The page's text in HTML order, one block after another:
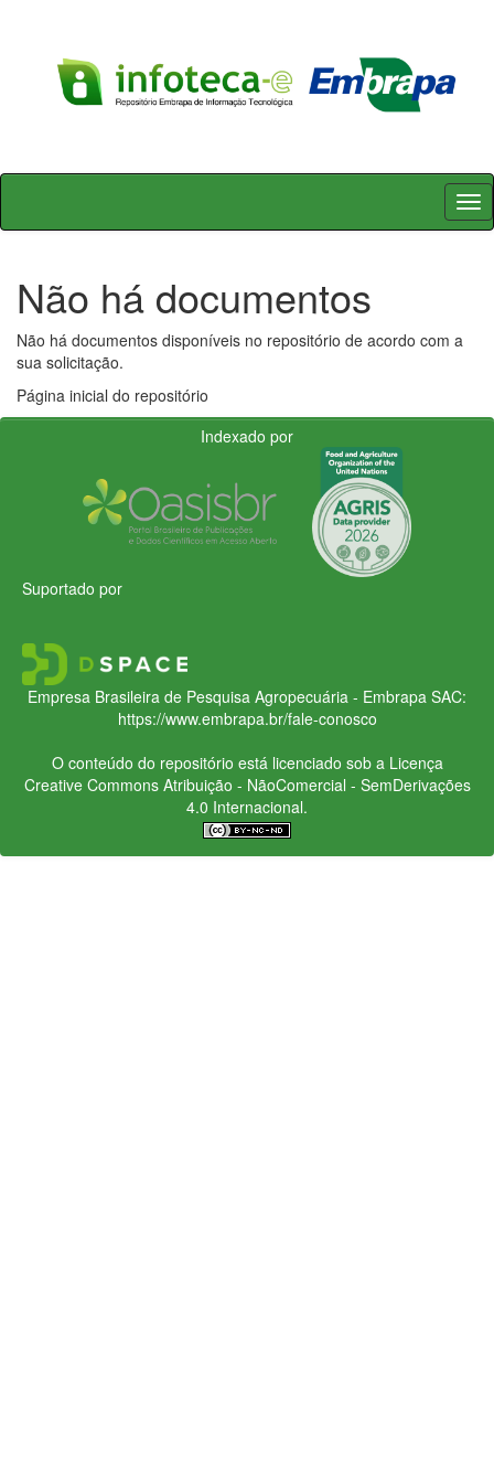
Skip
Não há documentos
Não há documentos disponíveis no repositório de acordo com a
sua solicitação.
Página inicial do repositório
Indexado por
Suportado por
Empresa Brasileira de Pesquisa Agropecuária - Embrapa SAC:
https://www.embrapa.br/fale-conosco
O conteúdo do repositório está licenciado sob a Licença
Creative CommonsAtribuição - NãoComercial - SemDerivações
4.0 Internacional.